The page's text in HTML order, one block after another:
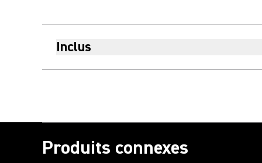
Inclus
Produits connexes